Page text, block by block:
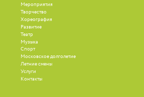
Мероприятия
Творчество
Хореография
Развитие
Театр
Музыка
Спорт
Московское долголетие
Летние смены
Услуги
Контакты